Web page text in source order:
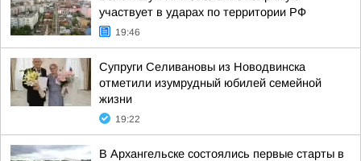
участвует в ударах по территории РФ
19:46
Супруги Селивановы из Новодвинска
отметили изумрудный юбилей семейной
жизни
19:22
В Архангельске состоялись первые старты в